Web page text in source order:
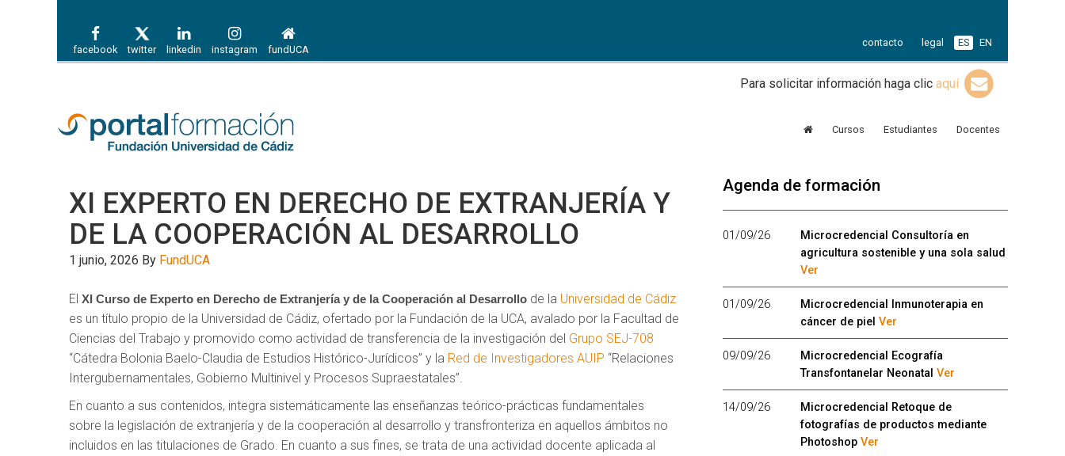
facebook twitter linkedin instagram fundUCA
contacto legal ES EN
Para solicitar información haga clicaquí
Cursos Estudiantes Docentes
XI EXPERTO EN DERECHO DE EXTRANJERÍA Y
DE LA COOPERACIÓN AL DESARROLLO
1 junio, 2026 By FundUCA
El XI Curso de Experto en Derecho de Extranjería y de la Cooperación al Desarrollo de la Universidad de Cádiz
es un título propio de la Universidad de Cádiz, ofertado por la Fundación de la UCA, avalado por la Facultad de
Ciencias del Trabajo y promovido como actividad de transferencia de la investigación del Grupo SEJ-708
“Cátedra Bolonia Baelo-Claudia de Estudios Histórico-Jurídicos” y la Red de Investigadores AUIP “Relaciones
Intergubernamentales, Gobierno Multinivel y Procesos Supraestatales”.
En cuanto a sus contenidos, integra sistemáticamente las enseñanzas teórico-prácticas fundamentales
sobre la legislación de extranjería y de la cooperación al desarrollo y transfronteriza en aquellos ámbitos no
incluidos en las titulaciones de Grado. En cuanto a sus fines, se trata de una actividad docente aplicada al
Agenda de formación
01/09/26
Microcredencial Consultoría en
agricultura sostenible y una sola salud
Ver
01/09/26
Microcredencial Inmunoterapia en
cáncer de piel Ver
09/09/26
Microcredencial Ecografía
Transfontanelar Neonatal Ver
14/09/26
Microcredencial Retoque de
fotografías de productos mediante
Photoshop Ver